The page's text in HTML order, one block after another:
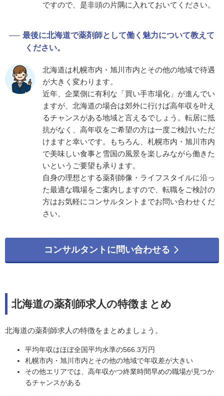
ですので、是非頭の片隅に入れておいてください。
最後に北海道で薬剤師として働く魅力について教えて
ください。
北海道は札幌市内・旭川市内とその他の地域で待遇
が大きく変わります。
近年、企業側に有利な「買い手市場化」が進んでい
ますが、北海道の場合は郊外に行けば高年収を叶え
るチャンスがある地域と言えるでしょう。転居に抵
抗がなく、高年収をご希望の方は一度ご検討いただ
けますと幸いです。もちろん、札幌市内・旭川市内
で美味しい食事と雪国の風景を楽しみながら働きた
いというご要望も承ります。
自身の理想とする薬剤師像・ライフスタイルに沿っ
た最適な職場をご案内しますので、転職をご検討の
方はお気軽にコンサルタントまでお問い合わせくだ
さい。
コンサルタントに問い合わせる
北海道の薬剤師求人の特徴まとめ
北海道の薬剤師求人の特徴をまとめましょう。
平均年収はほぼ全国平均水準の566.3万円
札幌市内・旭川市内とその他の地域で年収差が大きい
その他エリアでは、高年収かつ終業時間早めの職場が見つか
るチャンスがある